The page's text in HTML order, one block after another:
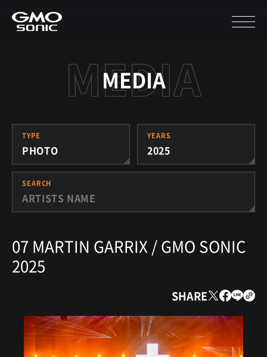
MEDIA
TYPE
PHOTO
YEARS
2025
SEARCH
07 MARTIN GARRIX / GMO SONIC
2025
SHARE